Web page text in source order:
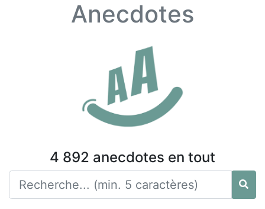
Anecdotes
4 892 anecdotes en tout